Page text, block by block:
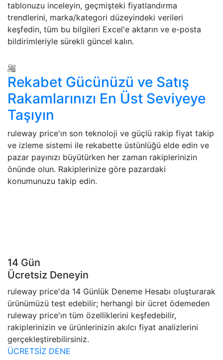
tablonuzu inceleyin, geçmişteki fiyatlandırma
trendlerini, marka/kategori düzeyindeki verileri
keşfedin, tüm bu bilgileri Excel'e aktarın ve e-posta
bildirimleriyle sürekli güncel kalın.
Rekabet Gücünüzü ve Satış
Rakamlarınızı En Üst Seviyeye
Taşıyın
ruleway price'ın son teknoloji ve güçlü rakip fiyat takip
ve izleme sistemi ile rekabette üstünlüğü elde edin ve
pazar payınızı büyütürken her zaman rakiplerinizin
önünde olun. Rakiplerinize göre pazardaki
konumunuzu takip edin.
14 Gün
Ücretsiz Deneyin
ruleway price'da 14 Günlük Deneme Hesabı oluşturarak
ürünümüzü test edebilir; herhangi bir ücret ödemeden
ruleway price'ın tüm özelliklerini keşfedebilir,
rakiplerinizin ve ürünlerinizin akılcı fiyat analizlerini
gerçekleştirebilirsiniz.
ÜCRETSİZ DENE